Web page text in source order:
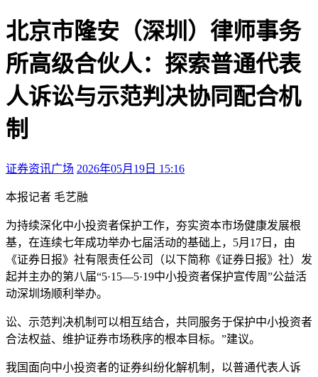
北京市隆安（深圳）律师事务
所高级合伙人：探索普通代表
人诉讼与示范判决协同配合机
制
证券资讯广场 2026年05月19日 15:16
本报记者 毛艺融
为持续深化中小投资者保护工作，夯实资本市场健康发展根
基，在连续七年成功举办七届活动的基础上，5月17日，由
《证券日报》社有限责任公司（以下简称《证券日报》社）发
起并主办的第八届“5·15—5·19中小投资者保护宣传周”公益活
动深圳场顺利举办。
讼、示范判决机制可以相互结合，共同服务于保护中小投资者
合法权益、维护证券市场秩序的根本目标。”建议。
我国面向中小投资者的证券纠纷化解机制，以普通代表人诉